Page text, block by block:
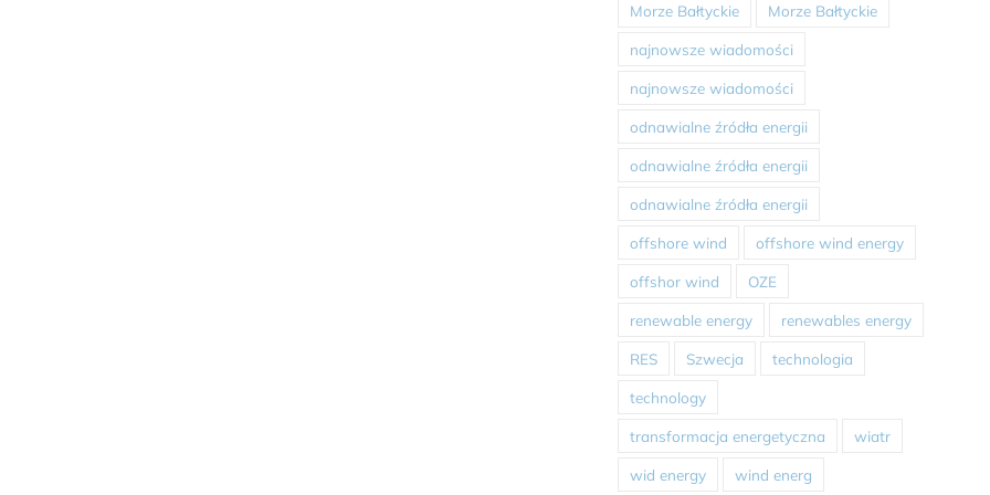
Morze Bałtyckie Morze Bałtyckie
najnowsze wiadomości
najnowsze wiadomości
odnawialne źródła energii
odnawialne źródła energii
odnawialne źródła energii
offshore wind offshore wind energy
offshor wind OZE
renewable energy renewables energy
RES Szwecja technologia
technology
transformacja energetyczna wiatr
wid energy wind energ